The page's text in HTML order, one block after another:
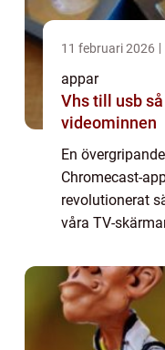
11 februari 2026
appar
Vhs till usb så räddar du dina gamla
videominnen
En
Chromecast-
revolutionerat
våra TV-
använda din